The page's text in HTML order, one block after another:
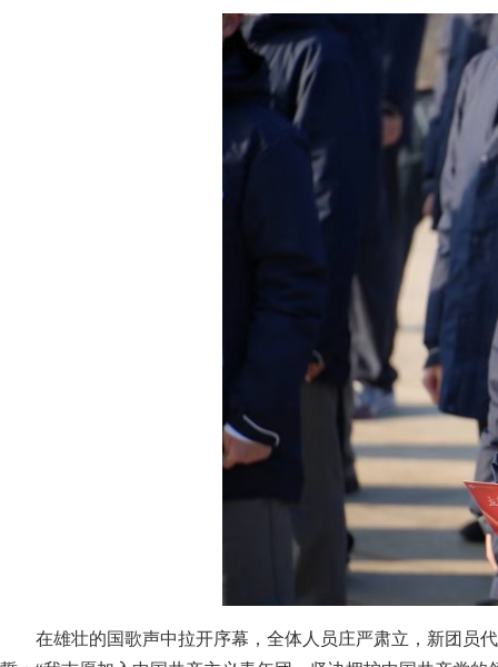
在雄壮的国歌声中拉开序幕，全体人员庄严肃立，新团员